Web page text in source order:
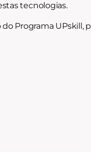
tecnologias.
Programa UPskill,